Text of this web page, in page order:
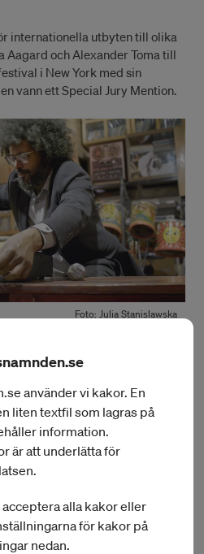
internationella utbyten till olika
Aagard och Alexander Toma till
i New York med sin
vann ett Special Jury Mention.
Foto: Julia Stanislawska
till Etiopien där hon ska
Fendika som är en UNESCO-
och experimentell musik
Belay.
och resebidrag kan sökas
per år. Nästa utlysning
2 september kl 14:00 och
använder vi kakor. En
liten textfil som lagras på
information.
är att underlätta för
alla kakor eller
för kakor på
nedan.